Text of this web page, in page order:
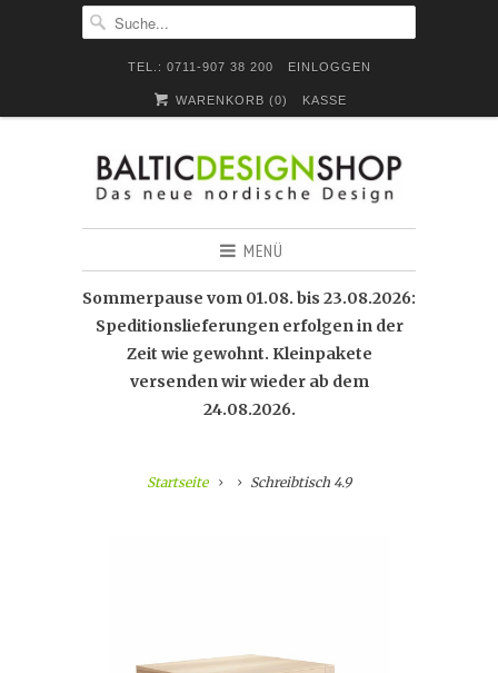
TEL.: 0711-907 38 200 EINLOGGEN
WARENKORB (0) KASSE
MENÜ
Sommerpause vom 01.08. bis 23.08.2026:
Speditionslieferungen erfolgen in der
Zeit wie gewohnt. Kleinpakete
versenden wir wieder ab dem
24.08.2026.
Startseite Schreibtisch 4.9